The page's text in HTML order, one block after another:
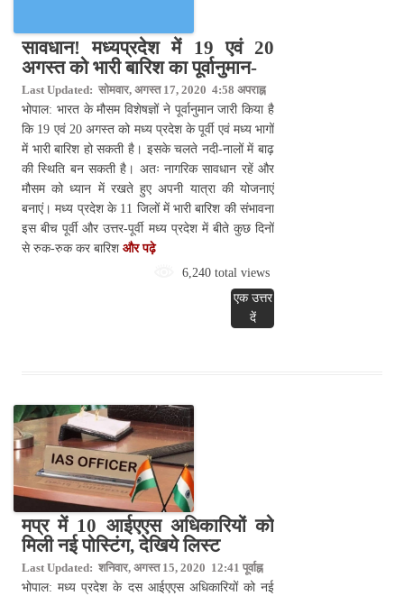
सावधान! मध्यप्रदेश में 19 एवं 20
अगस्त को भारी बारिश का पूर्वानुमान-
Last Updated: सोमवार, अगस्त 17, 2020 4:58 अपराह्न
भोपाल: भारत के मौसम विशेषज्ञों ने पूर्वानुमान जारी किया है
कि 19 एवं 20 अगस्त को मध्य प्रदेश के पूर्वी एवं मध्य भागों
में भारी बारिश हो सकती है। इसके चलते नदी-नालों में बाढ़
की स्थिति बन सकती है। अतः नागरिक सावधान रहें और
मौसम को ध्यान में रखते हुए अपनी यात्रा की योजनाएं
बनाएं। मध्य प्रदेश के 11 जिलों में भारी बारिश की संभावना
इस बीच पूर्वी और उत्तर-पूर्वी मध्य प्रदेश में बीते कुछ दिनों
से रुक-रुक कर बारिश और पढ़े
6,240 total views
एक उत्तर
दें
मप्र में 10 आईएएस अधिकारियों को
मिली नई पोस्टिंग, देखिये लिस्ट
Last Updated: शनिवार, अगस्त 15, 2020 12:41 पूर्वाह्न
भोपाल: मध्य प्रदेश के दस आईएएस अधिकारियों को नई